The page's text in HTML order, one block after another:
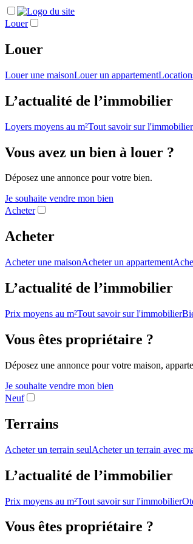
Louer
Louer
Louer une maisonLouer un appartement
L’actualité de l’immobilier
Loyers moyens au m²Tout savoir sur l'immobilier
Vous avez un bien à louer ?
Déposez une annonce pour votre bien.
Je souhaite vendre mon bien
Acheter
Acheter
Acheter une maisonAcheter un appartement
L’actualité de l’immobilier
Prix moyens au m²Tout savoir sur l'immobilier
Vous êtes propriétaire ?
Déposez une annonce pour votre maison,
Je souhaite vendre mon bien
Neuf
Terrains
Acheter un terrain seulAcheter un terrain avec
L’actualité de l’immobilier
Prix moyens au m²Tout savoir sur l'immobilier
Vous êtes propriétaire ?